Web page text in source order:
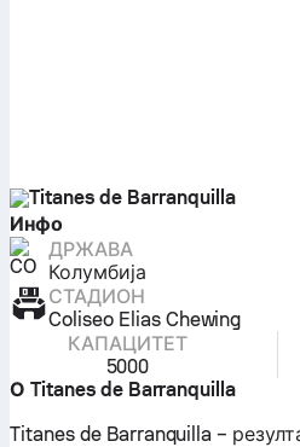
Titanes de Barranquilla
Инфо
ДРЖАВА
Колумбија
СТАДИОН
Coliseo Elias Chewing
КАПАЦИТЕТ
5000
О Titanes de Barranquilla
Titanes de Barranquilla –